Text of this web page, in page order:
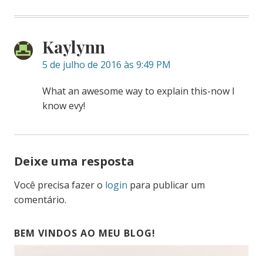
Kaylynn
5 de julho de 2016 às 9:49 PM
What an awesome way to explain this-now I
know evy!
Deixe uma resposta
Você precisa fazer o login para publicar um
comentário.
BEM VINDOS AO MEU BLOG!